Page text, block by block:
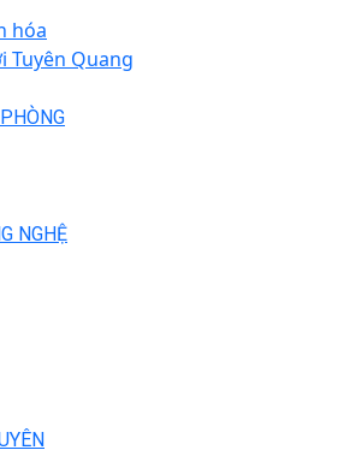
hóa
Tuyên Quang
NGHỆ